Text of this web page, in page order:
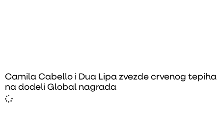
Camila Cabello i Dua Lipa zvezde crvenog tepiha
na dodeli Global nagrada